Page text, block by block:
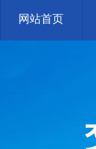
网站首页